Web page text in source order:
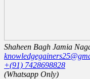
Shaheen Bagh Jamia
+(91) 7428698828
(Whatsapp Only)